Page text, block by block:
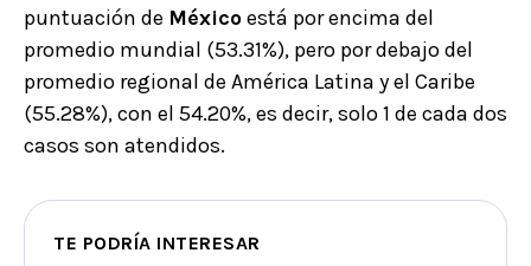
puntuación de Méxicoestá por encima del
promedio mundial (53.31%), pero por debajo del
promedio regional de América Latina y el Caribe
(55.28%), con el 54.20%, es decir, solo 1 de cada dos
casos son atendidos.
TE PODRÍA INTERESAR